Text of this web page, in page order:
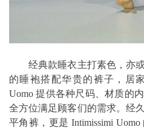
经典款睡衣主打素色，亦或
的睡袍搭配华贵的裤子，居
Uomo 提供各种尺码、材质的
全方位满足顾客们的需求。经
平角裤，更是 Intimissimi